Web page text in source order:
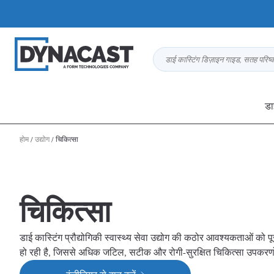
डाई कास्टिंग डिज़ाइन गाइड, सतह
होम/उद्योग/चिकित्सा
चिकित्सा
डाई कास्टिंग प्रौद्योगिकी स्वास्थ्य सेवा उद्योग की कठोर आवश्यकताओं
हो रही है, जिससे अधिक जटिल, सटीक और रोगी-सुरक्षित चिकित्सा